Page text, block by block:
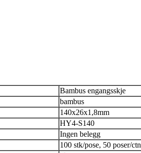
Bambus engangsskje
bambus
140x26x1,8mm
HY4-S140
Ingen belegg
100 stk/pose, 50 poser/ctn